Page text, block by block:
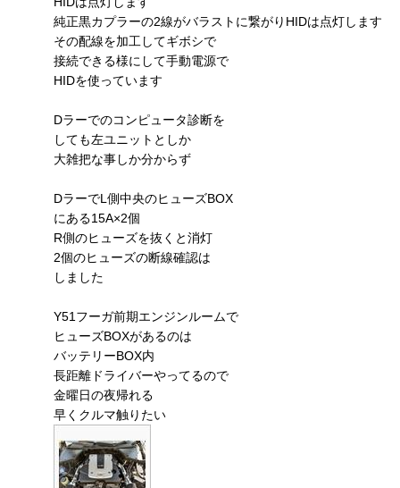
純正黒カプラーの2線がバラストに繋がりHIDは点灯します
その配線を加工してギボシで
接続できる様にして手動電源で
HIDを使っています
Dラーでのコンピュータ診断を
しても左ユニットとしか
大雑把な事しか分からず
DラーでL側中央のヒューズBOX
にある15A×2個
R側のヒューズを抜くと消灯
2個のヒューズの断線確認は
しました
Y51フーガ前期エンジンルームで
ヒューズBOXがあるのは
バッテリーBOX内
長距離ドライバーやってるので
金曜日の夜帰れる
早くクルマ触りたい